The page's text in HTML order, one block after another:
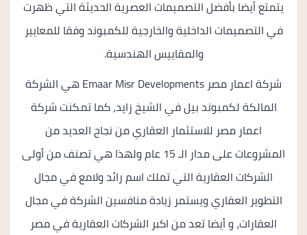
يتمتع أيضا بأفضل التصميمات العصرية الحديثة التي ظهرت
في التصميمات الداخلية والخارجية للكمبوند وفقا للمعايير
والمقاييس الهندسية.
شركة اعمار مصر Emaar Misr Developments هي الشركة
المالكة لكمبوند بيل في الشيخ زايد، كما تمكنت شركة
اعمار مصر للاستثمار العقاري من نجاح العديد من
المشروعات على مدار الـ 15 عام ولهذا هي تصنف من أولى
الشركات العقارية التي تملك اسم رائد ولامع في مجال
التطوير العقاري ويستمر زيادة منافسين الشركة في مجال
العقارات، و أيضا تعد من اكبر الشركات العقارية في مصر